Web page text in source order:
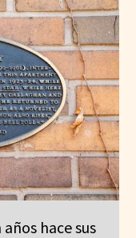
hace sus